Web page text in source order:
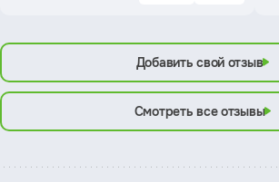
Добавить свой отзыв
Смотреть все отзывы